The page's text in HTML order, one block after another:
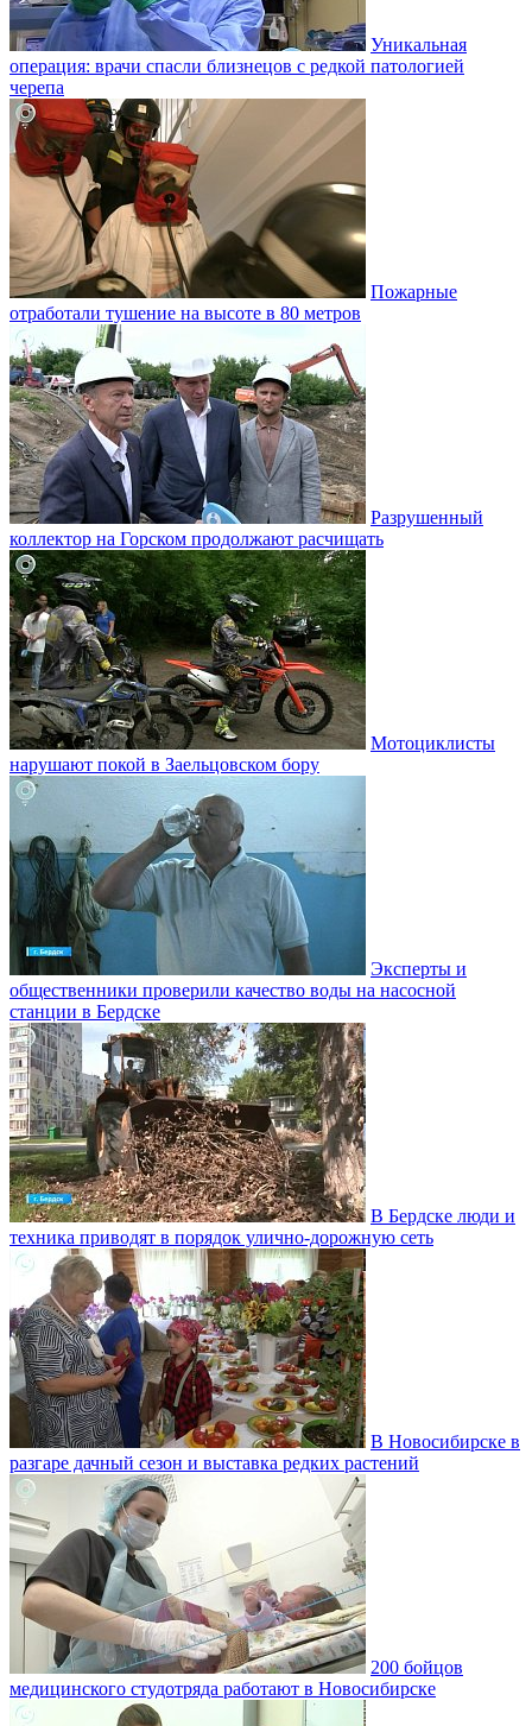
Уникальная
операция: врачи спасли близнецов с редкой патологией
черепа
Пожарные
отработали тушение на высоте в 80 метров
Разрушенный
коллектор на Горском продолжают расчищать
Мотоциклисты
нарушают покой в Заельцовском бору
Эксперты и
общественники проверили качество воды на насосной
станции в Бердске
В Бердске люди и
техника приводят в порядок улично‑дорожную сеть
В Новосибирске в
разгаре дачный сезон и выставка редких растений
200 бойцов
медицинского студотряда работают в Новосибирске